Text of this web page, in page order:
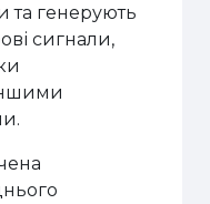
та генерують
сигнали,